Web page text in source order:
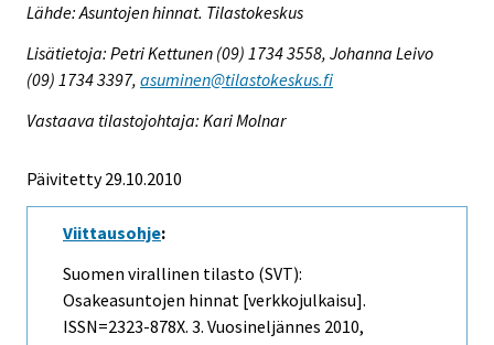
Lähde: Asuntojen hinnat. Tilastokeskus
Lisätietoja: Petri Kettunen (09) 1734 3558, Johanna Leivo
(09) 1734 3397, asuminen@tilastokeskus.fi
Vastaava tilastojohtaja: Kari Molnar
Päivitetty 29.10.2010
Viittausohje:
Suomen virallinen tilasto (SVT):
Osakeasuntojen hinnat [verkkojulkaisu].
ISSN=2323-878X. 3. Vuosineljännes 2010,